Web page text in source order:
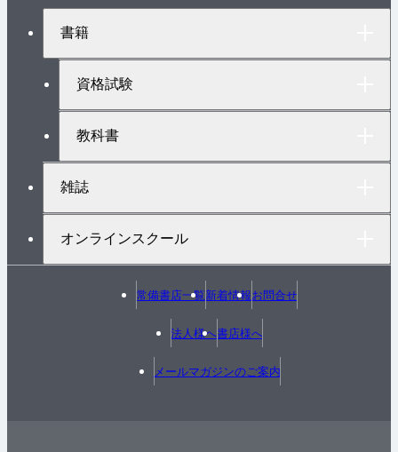
書籍
資格試験
教科書
雑誌
オンラインスクール
常備書店一覧新着情報お問合せ
法人様へ書店様へ
メールマガジンのご案内